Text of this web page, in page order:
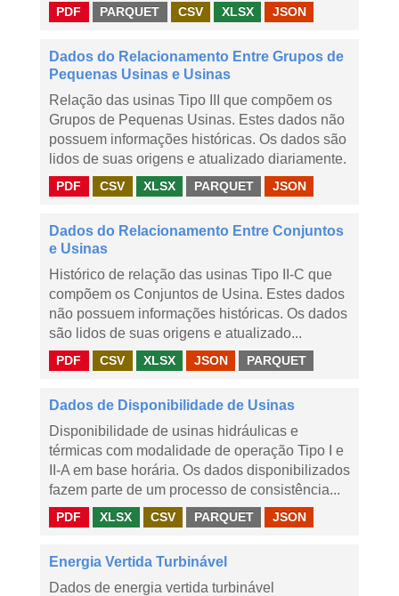
PDF PARQUET CSV XLSX JSON
Dados do Relacionamento Entre Grupos de
Pequenas Usinas e Usinas
Relação das usinas Tipo III que compõem os
Grupos de Pequenas Usinas. Estes dados não
possuem informações históricas. Os dados são
lidos de suas origens e atualizado diariamente.
PDF CSV XLSX PARQUET JSON
Dados do Relacionamento Entre Conjuntos
e Usinas
Histórico de relação das usinas Tipo II-C que
compõem os Conjuntos de Usina. Estes dados
não possuem informações históricas. Os dados
são lidos de suas origens e atualizado...
PDF CSV XLSX JSON PARQUET
Dados de Disponibilidade de Usinas
Disponibilidade de usinas hidráulicas e
térmicas com modalidade de operação Tipo I e
II-A em base horária. Os dados disponibilizados
fazem parte de um processo de consistência...
PDF XLSX CSV PARQUET JSON
Energia Vertida Turbinável
Dados de energia vertida turbinável